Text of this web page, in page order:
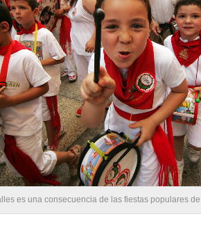
es una consecuencia de las fiestas populares